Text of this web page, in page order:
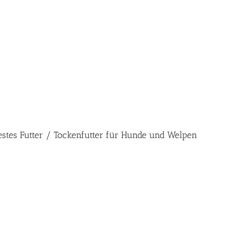
Futter / Tockenfutter für Hunde und Welpen